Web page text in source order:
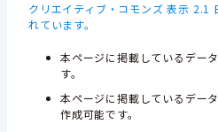
クリエイティブ・コモンズ 表示 2.1
れています。
本ページに掲載しているデー
す。
本ページに掲載しているデー
作成可能です。